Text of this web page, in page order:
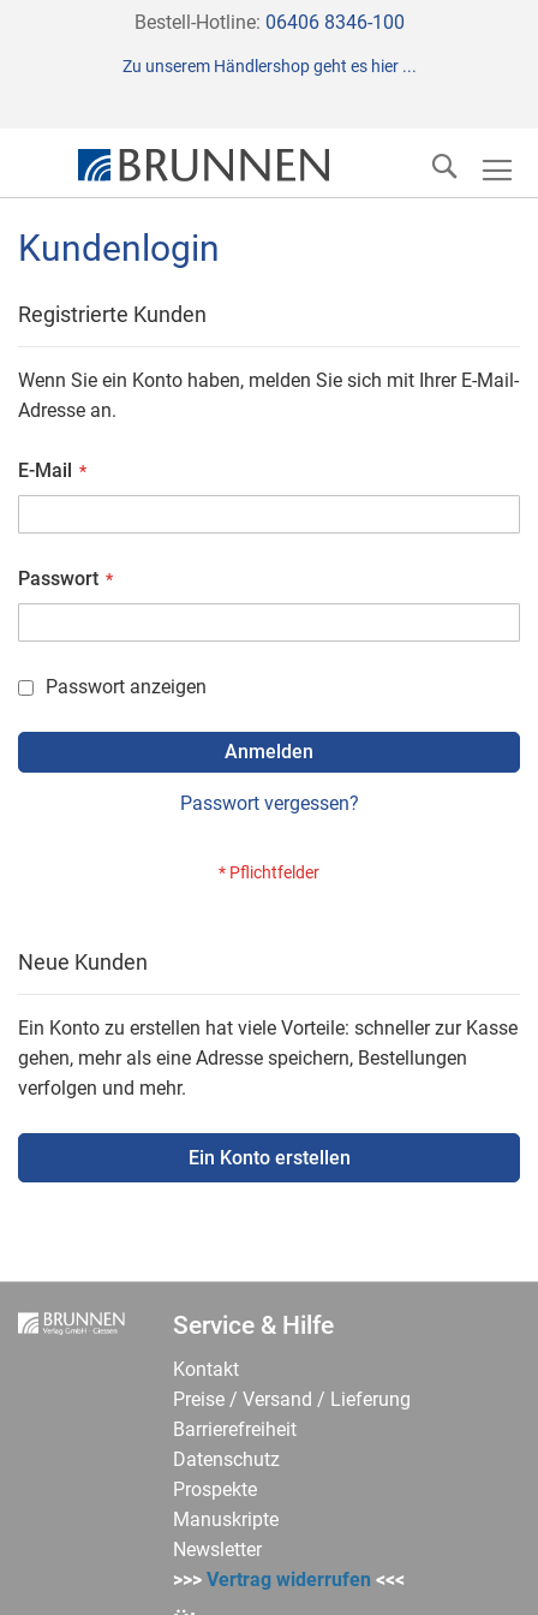
Direkt
Inhalt
Bestell-Hotline: 06406 8346-100
Zu unserem Händlershop geht es hier ...
Suche
Kundenlogin
Registrierte Kunden
Wenn Sie ein Konto haben, melden Sie sich mit Ihrer E-Mail-
Adresse an.
E-Mail
Passwort
Passwort anzeigen
Anmelden
Passwort vergessen?
Neue Kunden
Ein Konto zu erstellen hat viele Vorteile: schneller zur Kasse
gehen, mehr als eine Adresse speichern, Bestellungen
verfolgen und mehr.
Ein Konto erstellen
Service & Hilfe
Kontakt
Preise / Versand / Lieferung
Barrierefreiheit
Datenschutz
Prospekte
Manuskripte
Newsletter
>>>Vertrag widerrufen <<<